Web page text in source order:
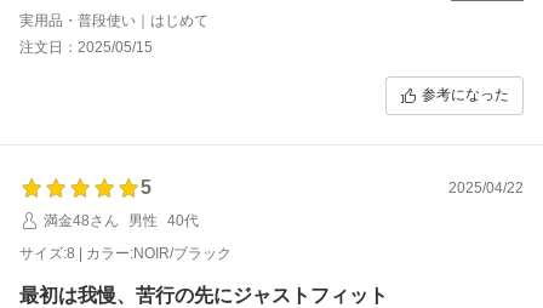
同じサイズを薦められましたしね。足の実測値は、以下の通りで
・左足足長24.8cm/足囲26.0cm
サイズ6.5は、これ以上サイズダウンできないレベルでのキツキツ
です。使用されているレザーは履けば履くほどかなり伸びるとい
うことをシャンボードを通じて知っているので、一ヶ月後には気
持ち良く履けるようになっているはずですしね。
履き心地に関してですが、シャンボードのソールよりもランスの
ドよりもランスの方が疲れにくさ・フィット感・脱ぎ履きのし易
実用品・普段使い｜はじめて
注文日：2025/05/15
参考になった
5
2025/04/22
満金48さん
男性
40代
サイズ:8 | カラー:NOIR/ブラック
最初は我慢、苦行の先にジャストフィット